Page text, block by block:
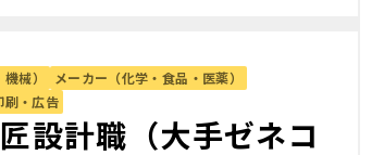
械）
メーカー（化学・食品・医薬）
刷・広告
設計職（大手ゼネコ